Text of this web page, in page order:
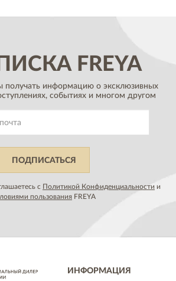
FREYA
получать информацию о эксклюзивных
событиях и многом другом
ПОДПИСАТЬСЯ
с Политикой Конфиденциальности и
пользования FREYA
ИНФОРМАЦИЯ